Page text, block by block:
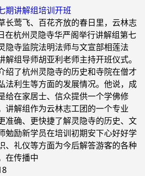
期讲解组培训开班
长莺飞、百花齐放的春日里，云林志
在杭州灵隐寺华严阁举行讲解组第七
隐寺监院法明法师与文宣部相莲法
解组导师胡亚利老师主持开班仪式。
绍了杭州灵隐寺的历史和寺院在僧才
法利生等方面的发展情况。他说，成
给在家居士、信众提供一个学佛修
讲解组作为云林志工团的一个专业
准确、更快捷了解灵隐寺的历史、文
勉励新学员在培训初期安下心好好学
、礼仪等方面为今后解答游客的各种
在传播中